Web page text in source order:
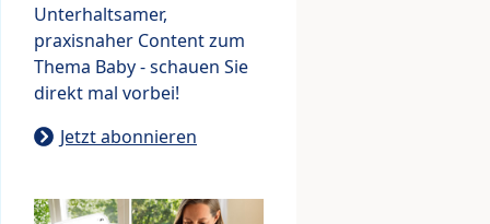
Unterhaltsamer,
praxisnaher Content zum
Thema Baby - schauen Sie
direkt mal vorbei!
Jetzt abonnieren